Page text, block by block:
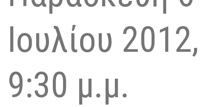
Ιουλίου 2012,
9:30 μ.μ.